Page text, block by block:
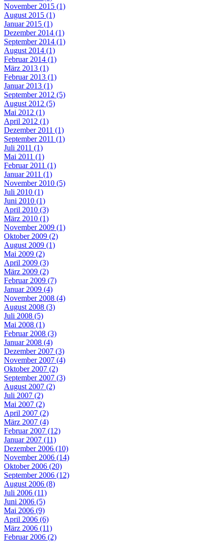
November 2015 (1)
August 2015 (1)
Januar 2015 (1)
Dezember 2014 (1)
September 2014 (1)
August 2014 (1)
Februar 2014 (1)
März 2013 (1)
Februar 2013 (1)
Januar 2013 (1)
September 2012 (5)
August 2012 (5)
Mai 2012 (1)
April 2012 (1)
Dezember 2011 (1)
September 2011 (1)
Juli 2011 (1)
Mai 2011 (1)
Februar 2011 (1)
Januar 2011 (1)
November 2010 (5)
Juli 2010 (1)
Juni 2010 (1)
April 2010 (3)
März 2010 (1)
November 2009 (1)
Oktober 2009 (2)
August 2009 (1)
Mai 2009 (2)
April 2009 (3)
März 2009 (2)
Februar 2009 (7)
Januar 2009 (4)
November 2008 (4)
August 2008 (3)
Juli 2008 (5)
Mai 2008 (1)
Februar 2008 (3)
Januar 2008 (4)
Dezember 2007 (3)
November 2007 (4)
Oktober 2007 (2)
September 2007 (3)
August 2007 (2)
Juli 2007 (2)
Mai 2007 (2)
April 2007 (2)
März 2007 (4)
Februar 2007 (12)
Januar 2007 (11)
Dezember 2006 (10)
November 2006 (14)
Oktober 2006 (20)
September 2006 (12)
August 2006 (8)
Juli 2006 (11)
Juni 2006 (5)
Mai 2006 (9)
April 2006 (6)
März 2006 (11)
Februar 2006 (2)